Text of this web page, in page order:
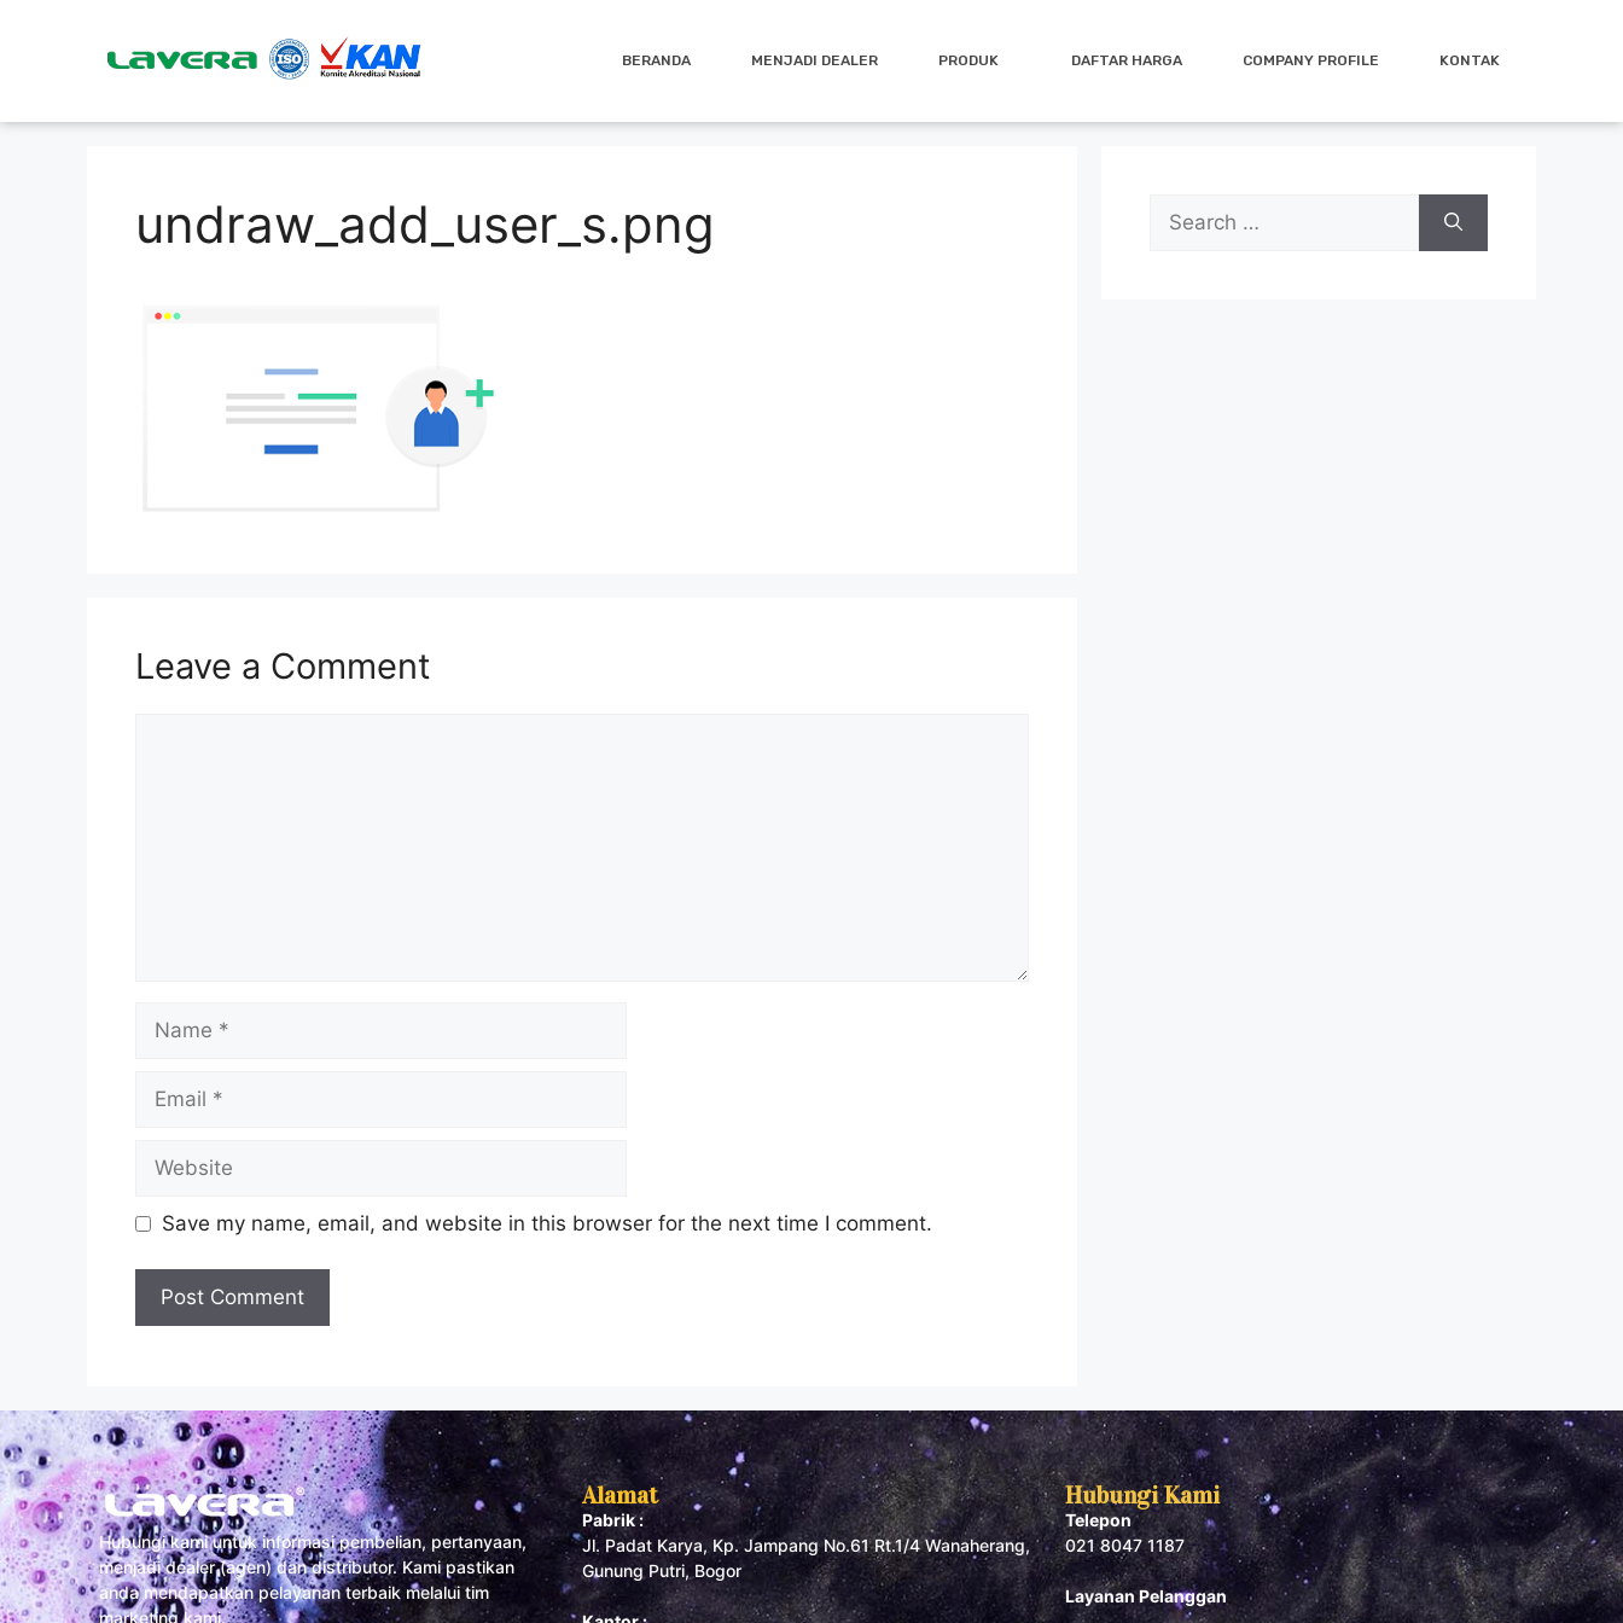
BERANDA MENJADI DEALER PRODUK DAFTAR HARGA COMPANY PROFILE KONTAK
undraw_add_user_s.png
Leave a Comment
Save my name, email, and website in this browser for the next time I comment.
Hubungi kami untuk informasi pembelian, pertanyaan,
menjadi dealer (agen) dan distributor. Kami pastikan
anda mendapatkan pelayanan terbaik melalui tim
marketing kami.
Alamat
Pabrik :
Jl. Padat Karya, Kp. Jampang No.61 Rt.1/4 Wanaherang,
Gunung Putri, Bogor
Hubungi Kami
Telepon
021 8047 1187
Layanan Pelanggan